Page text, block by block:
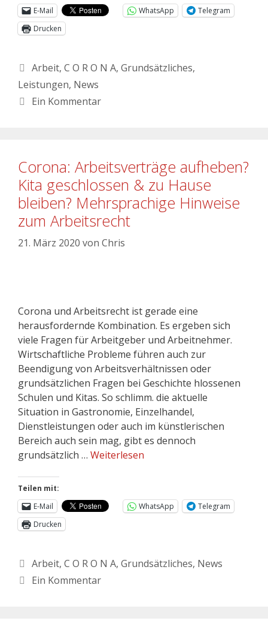
E-Mail
WhatsApp
Telegram
Drucken
Arbeit, C O R O N A, Grundsätzliches,
Leistungen, News
Ein Kommentar
Corona: Arbeitsverträge aufheben?
Kita geschlossen & zu Hause
bleiben? Mehrsprachige Hinweise
zum Arbeitsrecht
21. März 2020 von Chris
Corona und Arbeitsrecht ist gerade eine
herausfordernde Kombination. Es ergeben sich
viele Fragen für Arbeitgeber und Arbeitnehmer.
Wirtschaftliche Probleme führen auch zur
Beendigung von Arbeitsverhältnissen oder
grundsätzlichen Fragen bei Geschichte hlossenen
Schulen und Kitas. So schlimm. die aktuelle
Situation in Gastronomie, Einzelhandel,
Dienstleistungen oder auch im künstlerischen
Bereich auch sein mag, gibt es dennoch
grundsätzlich … Weiterlesen
Teilen mit:
E-Mail
WhatsApp
Telegram
Drucken
Arbeit, C O R O N A, Grundsätzliches, News
Ein Kommentar